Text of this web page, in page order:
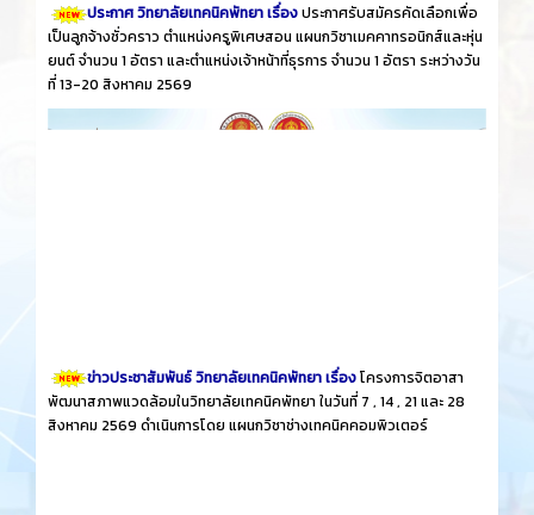
ประกาศ วิทยาลัยเทคนิคพัทยา เรื่องประกาศรับสมัครคัดเลือกเพื่อ
เป็นลูกจ้างชั่วคราว ตำแหน่งครูพิเศษสอน แผนกวิชาเมคคาทรอนิกส์และหุ่น
ยนต์ จำนวน 1 อัตรา และตำแหน่งเจ้าหน้าที่ธุรการ จำนวน 1 อัตรา ระหว่างวัน
ที่ 13-20 สิงหาคม 2569
ข่าวประชาสัมพันธ์ วิทยาลัยเทคนิคพัทยา เรื่องโครงการจิตอาสา
พัฒนาสภาพแวดล้อมในวิทยาลัยเทคนิคพัทยา ในวันที่ 7 , 14 , 21 และ 28
สิงหาคม 2569 ดำเนินการโดย แผนกวิชาช่างเทคนิคคอมพิวเตอร์